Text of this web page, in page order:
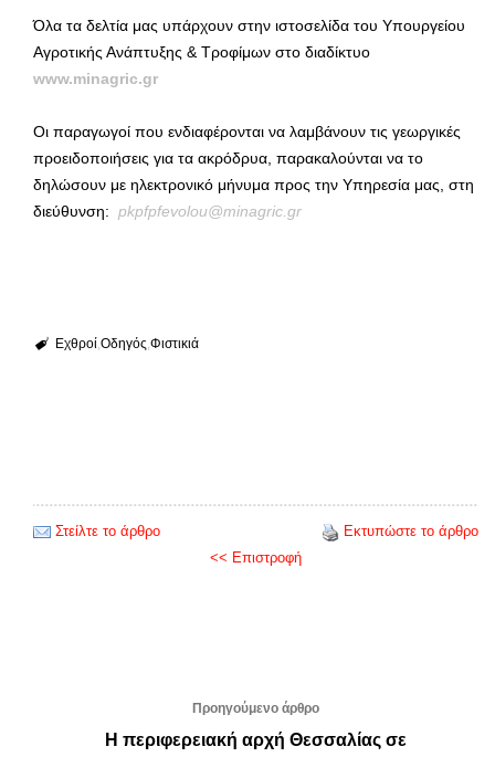
Όλα τα δελτία μας υπάρχουν στην ιστοσελίδα του Υπουργείου
Αγροτικής Ανάπτυξης & Τροφίμων στο διαδίκτυο
www.minagric.gr
Οι παραγωγοί που ενδιαφέρονται να λαμβάνουν τις γεωργικές
προειδοποιήσεις για τα ακρόδρυα, παρακαλούνται να το
δηλώσουν με ηλεκτρονικό μήνυμα προς την Υπηρεσία μας, στη
διεύθυνση: pkpfpfevolou@minagric.gr
Εχθροί Οδηγός Φιστικιά
Στείλτε το άρθρο
Εκτυπώστε το άρθρο
<< Επιστροφή
Προηγούμενο άρθρο
Η περιφερειακή αρχή Θεσσαλίας σε